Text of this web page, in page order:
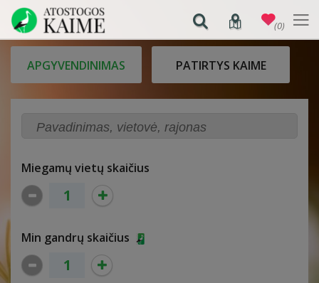
APGYVENDINIMAS PATIRTYS KAIME
Miegamų vietų skaičius
Min gandrų skaičius
(0)